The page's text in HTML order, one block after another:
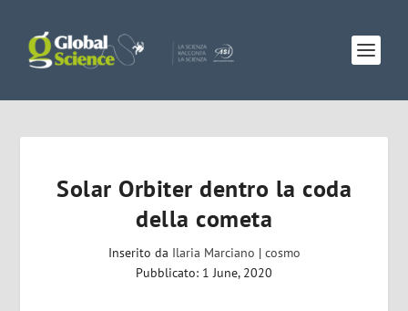
Solar Orbiter dentro la coda
della cometa
Inserito da Ilaria Marciano | cosmo
Pubblicato: 1 June, 2020